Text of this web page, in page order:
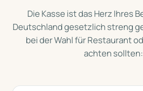
Die Kasse ist das Herz Ihres
Deutschland gesetzlich streng
bei der Wahl für Restaurant
achten sollten: